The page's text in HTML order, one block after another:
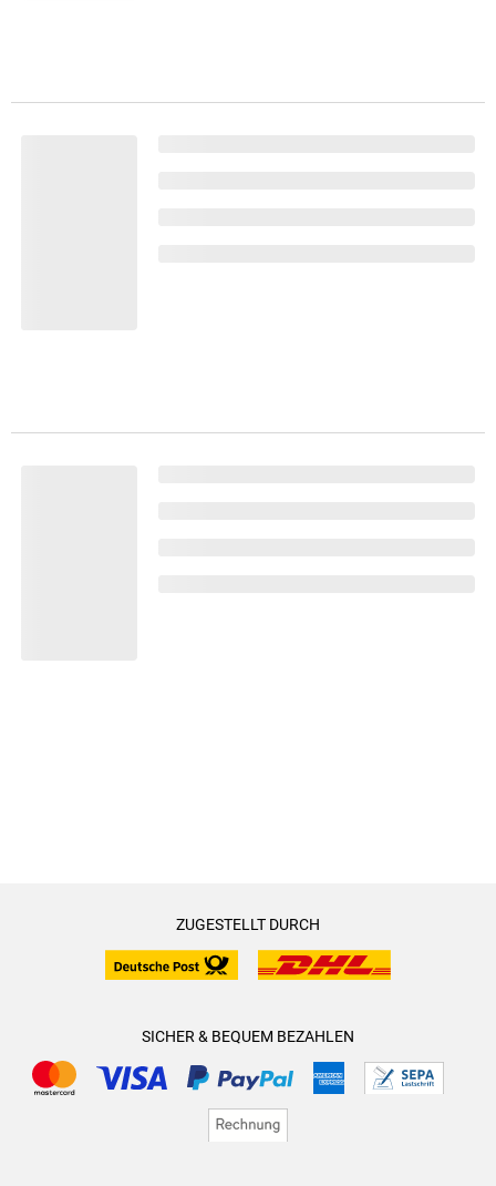
ZUGESTELLT DURCH
SICHER & BEQUEM BEZAHLEN